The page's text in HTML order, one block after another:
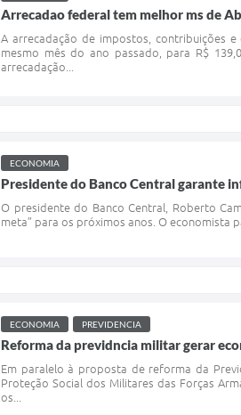
Arrecadao federal tem melhor ms de
A arrecadação de impostos, contribuições
mesmo mês do ano passado, para R$
arrecadação...
ECONOMIA
Presidente do Banco Central garante
O presidente do Banco Central, Roberto
meta” para os próximos anos. O economista
ECONOMIA PREVIDENCIA
Reforma da previdncia militar gerar
Em paralelo à proposta de reforma da
Proteção Social dos Militares das Forças
os...